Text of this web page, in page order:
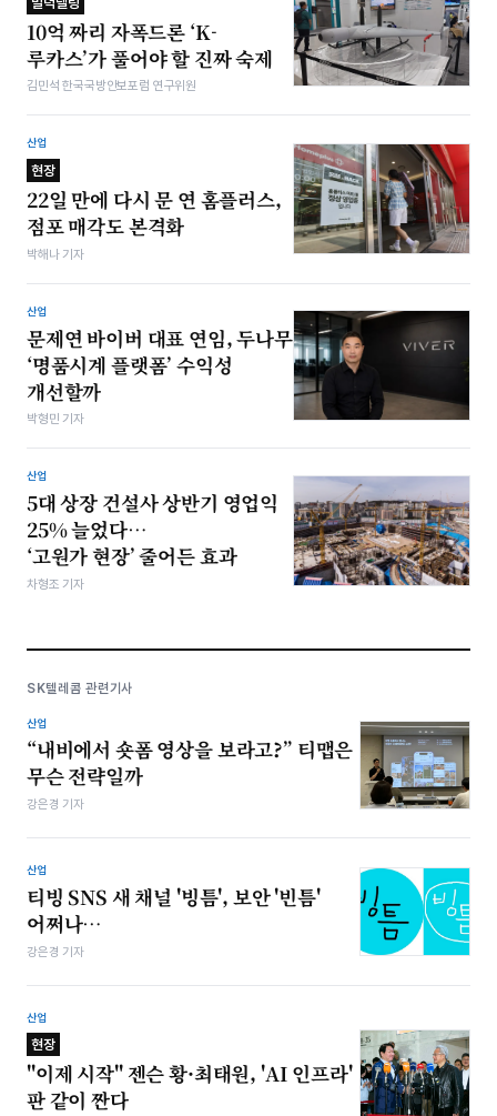
10억 짜리 자폭드론 ‘K-
루카스’가 풀어야 할 진짜 숙제
김민석 한국국방안보포럼 연구위원
산업
현장
22일 만에 다시 문 연 홈플러스,
점포 매각도 본격화
박해나 기자
산업
문제연 바이버 대표 연임, 두나무
‘명품시계 플랫폼’ 수익성
개선할까
박형민 기자
산업
5대 상장 건설사 상반기 영업익
25% 늘었다…
‘고원가 현장’ 줄어든 효과
차형조 기자
SK텔레콤 관련기사
산업
“내비에서 숏폼 영상을 보라고?” 티맵은
무슨 전략일까
강은경 기자
산업
티빙 SNS 새 채널 '빙틈', 보안 '빈틈'
어쩌나…
강은경 기자
산업
현장
"이제 시작" 젠슨 황·최태원, 'AI 인프라'
판 같이 짠다